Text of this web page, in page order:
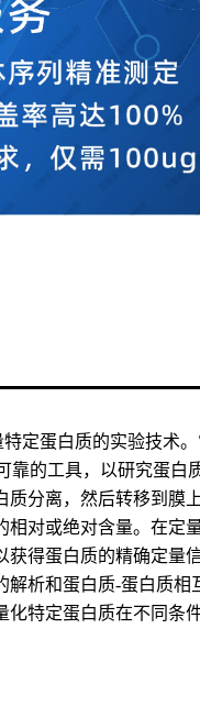
特定蛋白质的实验技术
的工具，以研究蛋白
分离，然后转移到膜
对或绝对含量。在定
得蛋白质的精确定量
析和蛋白质-蛋白质相
特定蛋白质在不同条